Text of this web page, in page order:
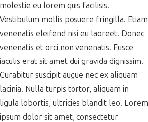
molestie eu lorem quis facilisis.
Vestibulum mollis posuere fringilla. Etiam
venenatis eleifend nisi eu laoreet. Donec
venenatis et orci non venenatis. Fusce
iaculis erat sit amet dui gravida dignissim.
Curabitur suscipit augue nec ex aliquam
lacinia. Nulla turpis tortor, aliquam in
ligula lobortis, ultricies blandit leo. Lorem
ipsum dolor sit amet, consectetur